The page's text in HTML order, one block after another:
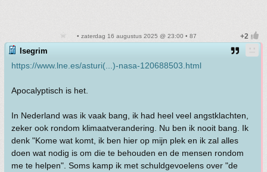
• zaterdag 16 augustus 2025 @ 23:00 • 87
Isegrim
https://www.lne.es/asturi(...)-nasa-120688503.html
Apocalyptisch is het.
In Nederland was ik vaak bang, ik had heel veel angstklachten,
zeker ook rondom klimaatverandering. Nu ben ik nooit bang. Ik
denk "Kome wat komt, ik ben hier op mijn plek en ik zal alles
doen wat nodig is om die te behouden en de mensen rondom
me te helpen". Soms kamp ik met schuldgevoelens over "de